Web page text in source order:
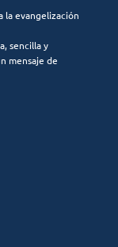
la evangelización
sencilla y
mensaje de